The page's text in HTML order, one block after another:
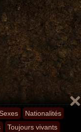
Sexes
Nationalités
Toujours vivants